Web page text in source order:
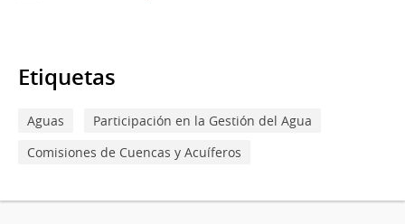
Etiquetas
Aguas
Participación en la Gestión del Agua
Comisiones de Cuencas y Acuíferos